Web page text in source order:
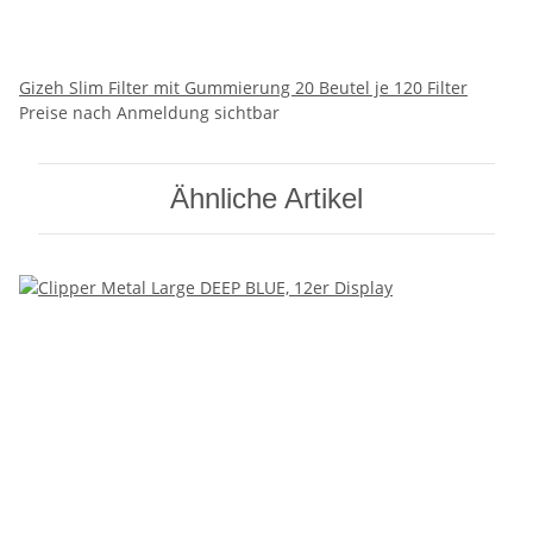
Gizeh Slim Filter mit Gummierung 20 Beutel je 120 Filter
Preise nach Anmeldung sichtbar
Ähnliche Artikel